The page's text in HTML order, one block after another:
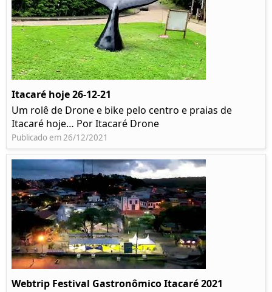
Itacaré hoje 26-12-21
Um rolê de Drone e bike pelo centro e praias de
Itacaré hoje… Por Itacaré Drone
Publicado em 26/12/2021
Webtrip Festival Gastronômico Itacaré 2021